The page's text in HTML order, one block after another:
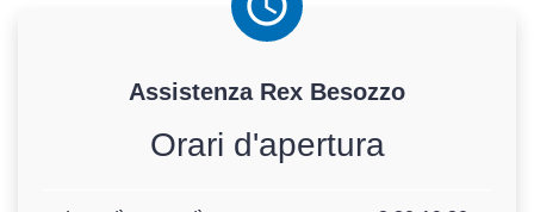
Assistenza Rex Besozzo
Orari d'apertura